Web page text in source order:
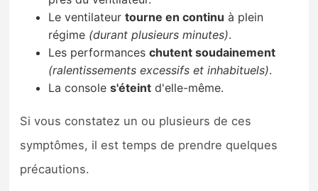
Le ventilateurtourne en continu à plein
régime (durant plusieurs minutes).
Les performanceschutent soudainement
(ralentissements excessifs et inhabituels).
La consoles'éteint d'elle-même.
Si vous constatez un ou plusieurs de ces
symptômes, il est temps de prendre quelques
précautions.